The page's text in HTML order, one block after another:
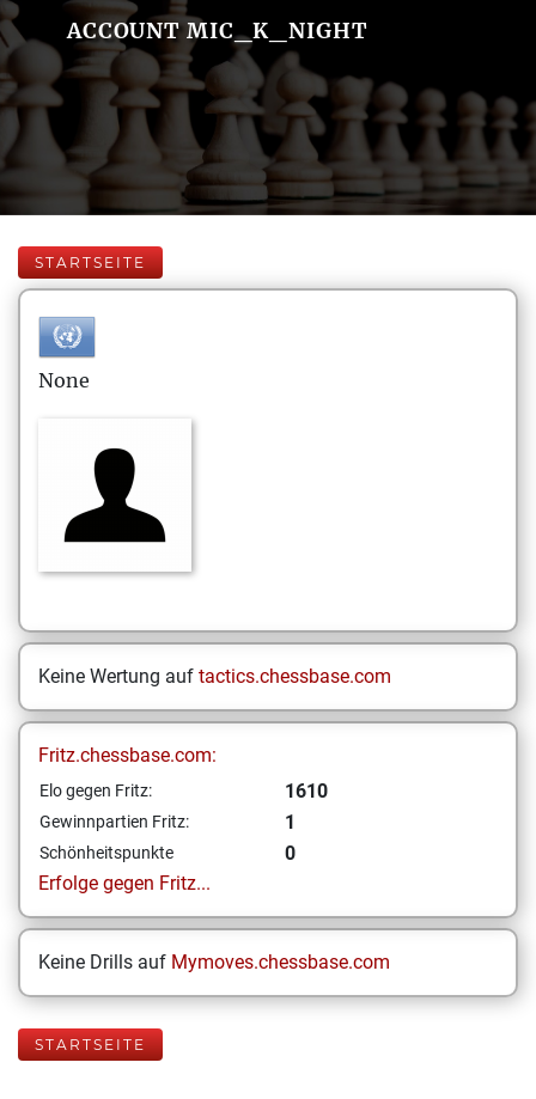
ACCOUNT MIC_K_NIGHT
STARTSEITE
None
Keine Wertung auf tactics.chessbase.com
Fritz.chessbase.com:
Elo gegen Fritz: 1610
Gewinnpartien Fritz: 1
Schönheitspunkte
0
Erfolge gegen Fritz...
Keine Drills auf Mymoves.chessbase.com
STARTSEITE